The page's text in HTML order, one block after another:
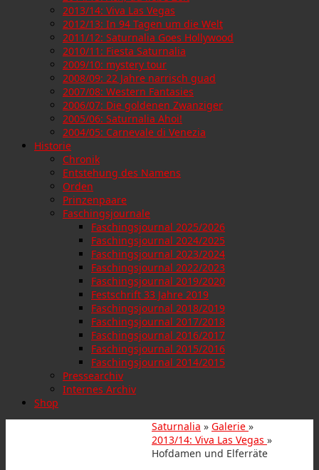
2013/14: Viva Las Vegas
2012/13: In 94 Tagen um die Welt
2011/12: Saturnalia Goes Hollywood
2010/11: Fiesta Saturnalia
2009/10: mystery tour
2008/09: 22 Jahre narrisch guad
2007/08: Western Fantasies
2006/07: Die goldenen Zwanziger
2005/06: Saturnalia Ahoi!
2004/05: Carnevale di Venezia
Historie
Chronik
Entstehung des Namens
Orden
Prinzenpaare
Faschingsjournale
Faschingsjournal 2025/2026
Faschingsjournal 2024/2025
Faschingsjournal 2023/2024
Faschingsjournal 2022/2023
Faschingsjournal 2019/2020
Festschrift 33 Jahre 2019
Faschingsjournal 2018/2019
Faschingsjournal 2017/2018
Faschingsjournal 2016/2017
Faschingsjournal 2015/2016
Faschingsjournal 2014/2015
Pressearchiv
Internes Archiv
Shop
Saturnalia » Galerie »
2013/14: Viva Las Vegas »
Hofdamen und Elferräte